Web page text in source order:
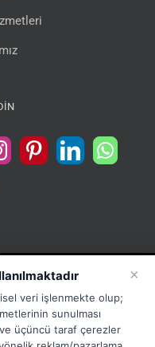
Güneşli Bağcılar
×
veri işlenmekte olup;
sunulması
ve üçüncü taraf çerezler